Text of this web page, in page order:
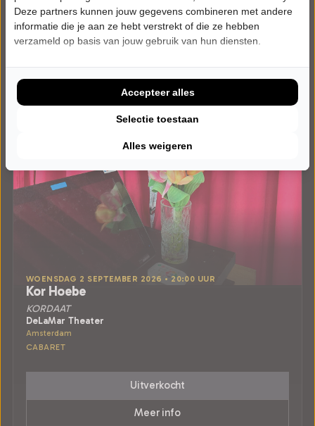
WOENSDAG 2 SEPTEMBER 2026 • 20:00 UUR
Kor Hoebe
KORDAAT
DeLaMar Theater
Amsterdam
CABARET
Uitverkocht
Meer info
Deze partners kunnen jouw gegevens combineren met andere
informatie die je aan ze hebt verstrekt of die ze hebben
verzameld op basis van jouw gebruik van hun diensten.
Alles weigeren
Selectie toestaan
Accepteer alles